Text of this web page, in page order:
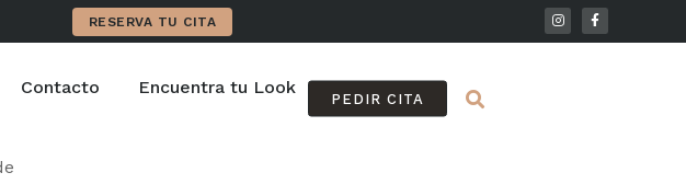
RESERVA TU CITA
Contacto Encuentra tu Look FAQ
PEDIR CITA